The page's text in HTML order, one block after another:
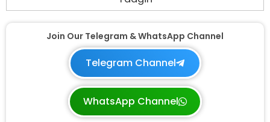
Join Our Telegram & WhatsApp Channel
Telegram Channel
WhatsApp Channel